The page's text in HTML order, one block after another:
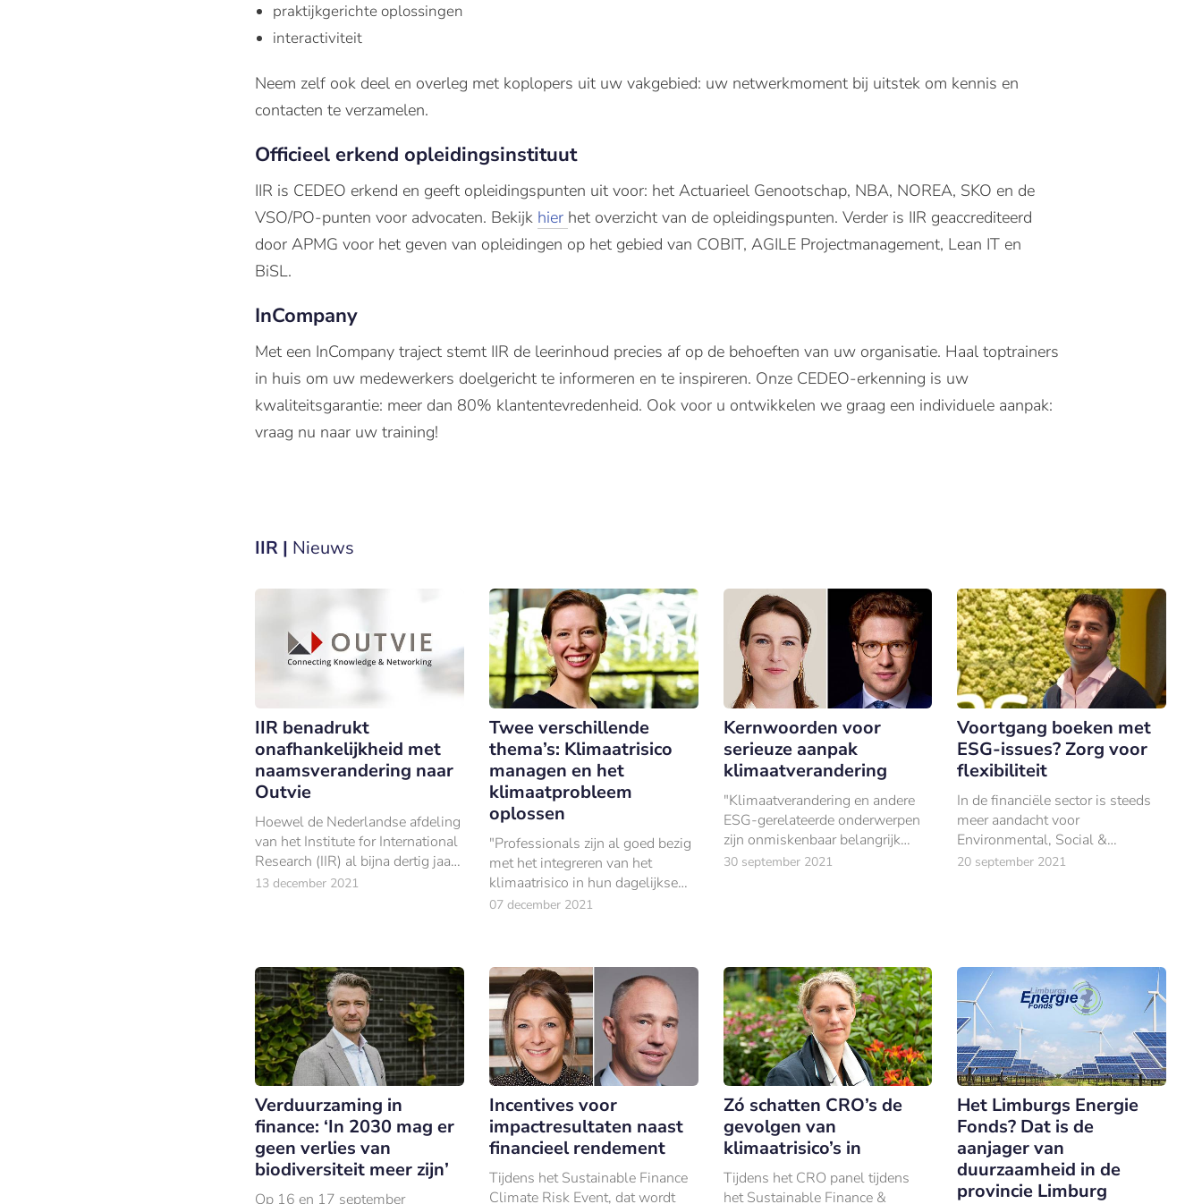
praktijkgerichte oplossingen
interactiviteit
Neem zelf ook deel en overleg met koplopers uit uw vakgebied: uw netwerkmoment bij uitstek om kennis en
contacten te verzamelen.
Officieel erkend opleidingsinstituut
IIR is CEDEO erkend en geeft opleidingspunten uit voor: het Actuarieel Genootschap, NBA, NOREA, SKO en de
VSO/PO-punten voor advocaten. Bekijk hier het overzicht van de opleidingspunten. Verder is IIR geaccrediteerd
door APMG voor het geven van opleidingen op het gebied van COBIT, AGILE Projectmanagement, Lean IT en
BiSL.
InCompany
Met een InCompany traject stemt IIR de leerinhoud precies af op de behoeften van uw organisatie. Haal toptrainers
in huis om uw medewerkers doelgericht te informeren en te inspireren. Onze CEDEO-erkenning is uw
kwaliteitsgarantie: meer dan 80% klantentevredenheid. Ook voor u ontwikkelen we graag een individuele aanpak:
vraag nu naar uw training!
IIR | Nieuws
IIR benadrukt
onafhankelijkheid met
naamsverandering naar
Outvie
Hoewel de Nederlandse afdeling
van het Institute for International
Research (IIR) al bijna dertig jaar
onafhankelijk opereert, heeft het
13 december 2021
Twee verschillende
thema’s: Klimaatrisico
managen en het
klimaatprobleem
oplossen
"Professionals zijn al goed bezig
met het integreren van het
klimaatrisico in hun dagelijkse
adviespraktijk. Al is men nog wel
07 december 2021
Kernwoorden voor
serieuze aanpak
klimaatverandering
"Klimaatverandering en andere
ESG-gerelateerde onderwerpen
zijn onmiskenbaar belangrijk
vandaag de dag. Dat blijkt ook uit
30 september 2021
Voortgang boeken met
ESG-issues? Zorg voor
flexibiliteit
In de financiële sector is steeds
meer aandacht voor
Environmental, Social &
Governance (ESG) factoren.
20 september 2021
Verduurzaming in
finance: ‘In 2030 mag er
geen verlies van
biodiversiteit meer zijn’
Op 16 en 17 september
Incentives voor
impactresultaten naast
financieel rendement
Tijdens het Sustainable Finance
Climate Risk Event, dat wordt
Zó schatten CRO’s de
gevolgen van
klimaatrisico’s in
Tijdens het CRO panel tijdens
het Sustainable Finance &
Het Limburgs Energie
Fonds? Dat is de
aanjager van
duurzaamheid in de
provincie Limburg